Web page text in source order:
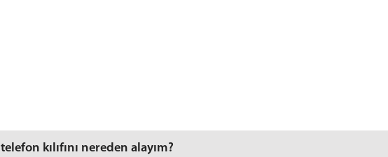
telefon kılıfını nereden alayım?